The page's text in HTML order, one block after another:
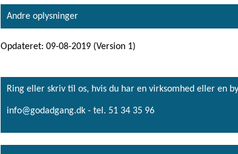
Andre oplysninger
Opdateret: 09-08-2019 (Version 1)
Ring eller skriv til os, hvis du har en virksomhed eller en
info@godadgang.dk - tel. 51 34 35 96